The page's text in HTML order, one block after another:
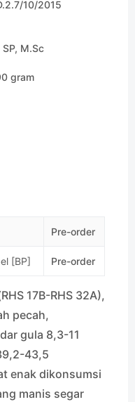
10/2015
M.Sc
gram
Pre-order
[BP] Pre-order
17B-RHS 32A),
pecah,
gula 8,3-11
43,5
enak dikonsumsi
manis segar